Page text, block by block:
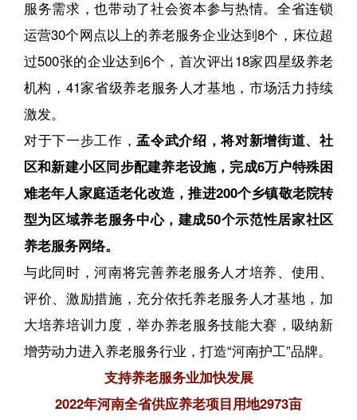
服务需求，也带动了社会资本参与热情。全省连锁
运营30个网点以上的养老服务企业达到8个，床位超
过500张的企业达到6个，首次评出18家四星级养老
机构，41家省级养老服务人才基地，市场活力持续
激发。
对于下一步工作，孟令武介绍，将对新增街道、社
区和新建小区同步配建养老设施，完成6万户特殊困
难老年人家庭适老化改造，推进200个乡镇敬老院转
型为区域养老服务中心，建成50个示范性居家社区
养老服务网络。
与此同时，河南将完善养老服务人才培养、使用、
评价、激励措施，充分依托养老服务人才基地，加
大培养培训力度，举办养老服务技能大赛，吸纳新
增劳动力进入养老服务行业，打造“河南护工”品牌。
支持养老服务业加快发展
2022年河南全省供应养老项目用地2973亩